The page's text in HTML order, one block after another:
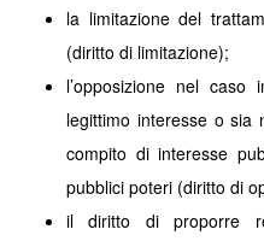
la limitazione del
(diritto di limitazione);
l’opposizione nel
legittimo interesse o sia
compito di interesse
pubblici poteri (diritto di
il diritto di proporre